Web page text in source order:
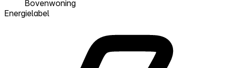
Bovenwoning
Energielabel